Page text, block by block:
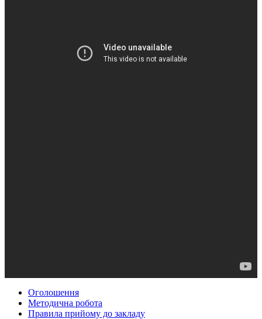
Оголошення
Методична робота
Правила прийому до закладу